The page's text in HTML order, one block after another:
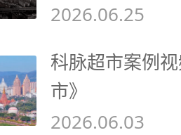
2026.06.25
科脉超市案例
市》
2026.06.03